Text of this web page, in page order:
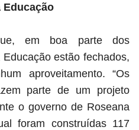
Educação
em boa parte dos
estão fechados,
aproveitamento. “Os
parte de um projeto
o governo de Roseana
foram construídas 117